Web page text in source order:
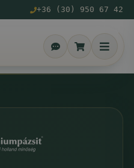
+36 (30) 950 67 42